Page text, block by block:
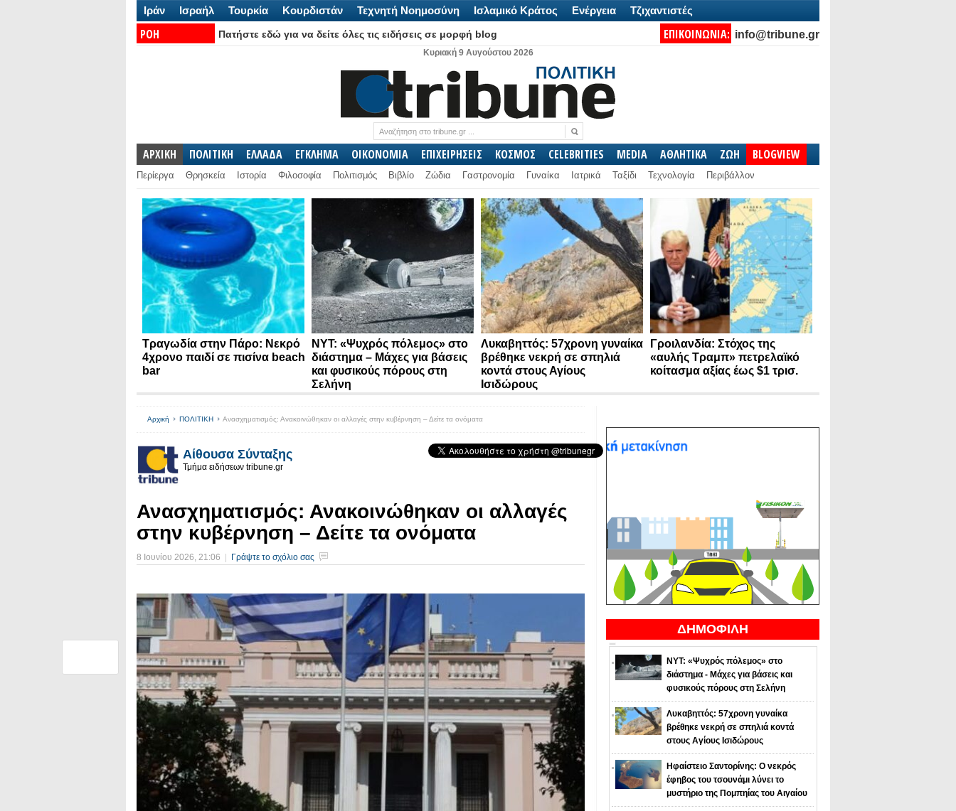
Ιράν Ισραήλ Τουρκία Κουρδιστάν Τεχνητή Νοημοσύνη Ισλαμικό Κράτος Ενέργεια Τζιχαντιστές
ΡΟΗ
Πατήστε εδώ για να δείτε όλες τις ειδήσεις σε μορφή blog ΕΠΙΚΟΙΝΩΝΙΑ: info@tribune.gr
Κυριακή 9 Αυγούστου 2026
ΑΡΧΙΚΗ ΠΟΛΙΤΙΚΗ ΕΛΛΑΔΑ ΕΓΚΛΗΜΑ ΟΙΚΟΝΟΜΙΑ ΕΠΙΧΕΙΡΗΣΕΙΣ ΚΟΣΜΟΣ CELEBRITIES MEDIA ΑΘΛΗΤΙΚΑ ΖΩΗ BLOGVIEW
Περίεργα Θρησκεία Ιστορία Φιλοσοφία Πολιτισμός Βιβλίο Ζώδια Γαστρονομία Γυναίκα Ιατρικά Ταξίδι Τεχνολογία Περιβάλλον
Τραγωδία στην Πάρο: Νεκρό
4χρονο παιδί σε πισίνα beach
bar
NYT: «Ψυχρός πόλεμος» στο
διάστημα – Μάχες για βάσεις
και φυσικούς πόρους στη
Σελήνη
Λυκαβηττός: 57χρονη γυναίκα
βρέθηκε νεκρή σε σπηλιά
κοντά στους Αγίους
Ισιδώρους
Γροιλανδία: Στόχος της
«αυλής Τραμπ» πετρελαϊκό
κοίτασμα αξίας έως $1 τρισ.
ΔΗΜΟΦΙΛΗ
NYT: «Ψυχρός πόλεμος» στο
διάστημα - Μάχες για βάσεις και
φυσικούς πόρους στη Σελήνη
Λυκαβηττός: 57χρονη γυναίκα
βρέθηκε νεκρή σε σπηλιά κοντά
στους Αγίους Ισιδώρους
Ηφαίστειο Σαντορίνης: Ο νεκρός
έφηβος του τσουνάμι λύνει το
μυστήριο της Πομπηίας του Αιγαίου
Αρχική ΠΟΛΙΤΙΚΗ Ανασχηματισμός: Ανακοινώθηκαν οι αλλαγές στην κυβέρνηση – Δείτε τα ονόματα
Αίθουσα Σύνταξης
Τμήμα ειδήσεων tribune.gr
Ανασχηματισμός: Ανακοινώθηκαν οι αλλαγές
στην κυβέρνηση – Δείτε τα ονόματα
8 Ιουνίου 2026, 21:06 Γράψτε το σχόλιο σας